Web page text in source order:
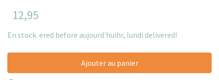
12,95
En stock. ered before aujourd'huihr, lundi delivered!
Ajouter au panier